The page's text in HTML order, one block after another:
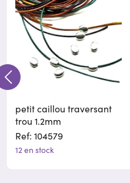
petit caillou traversant
trou 1.2mm
Ref: 104579
12 en stock